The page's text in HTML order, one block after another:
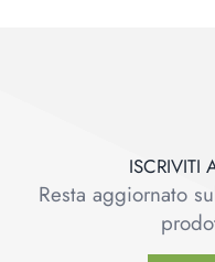
ISCRIVITI
Resta aggiornato